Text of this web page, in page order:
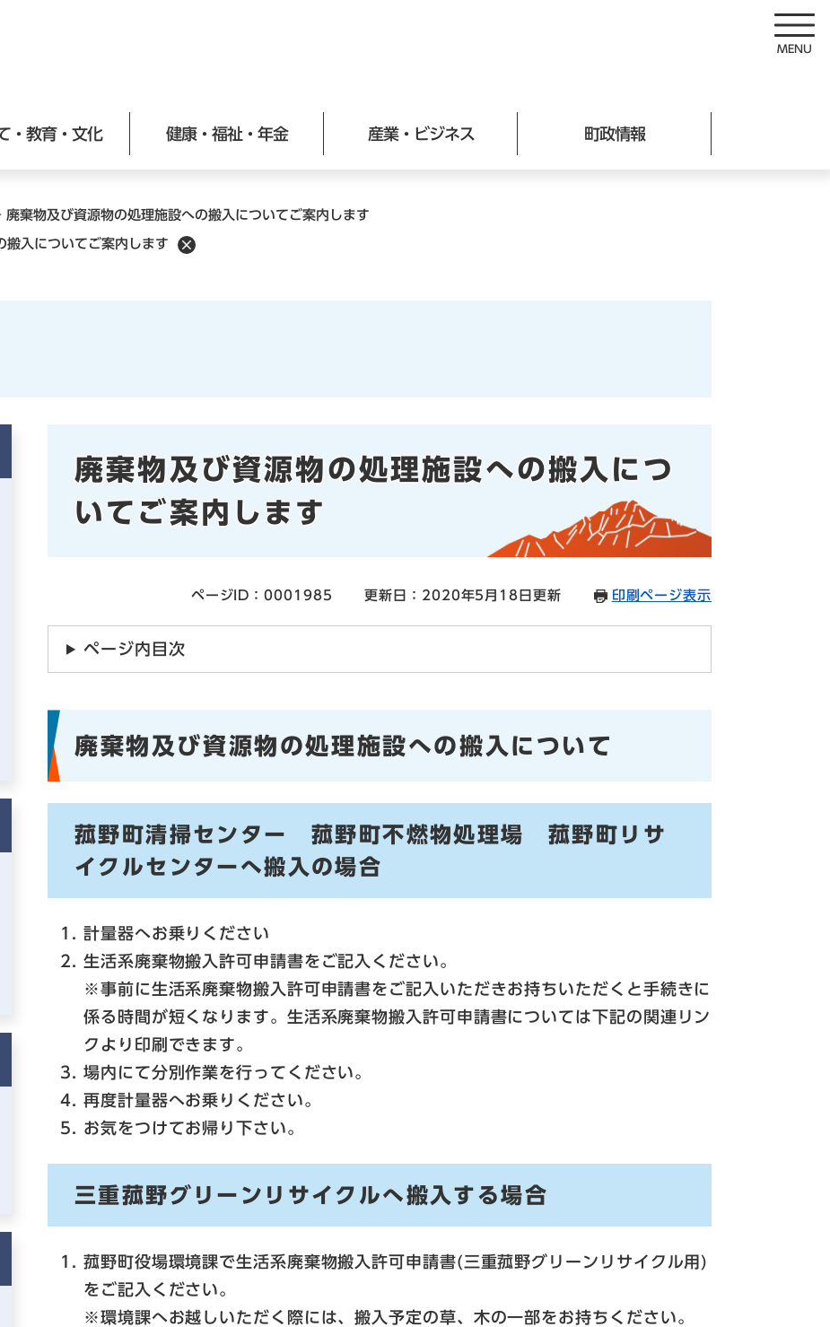
・教育・文化 健康・福祉・年金 産業・ビジネス 町政情報
廃棄物及び資源物の処理施設への搬入についてご案内します
搬入についてご案内します
廃棄物及び資源物の処理施設への搬入につ
いてご案内します
ページID：0001985 更新日：2020年5月18日更新 印刷ページ表示
ページ内目次
廃棄物及び資源物の処理施設への搬入について
菰野町清掃センター 菰野町不燃物処理場 菰野町リサ
イクルセンターへ搬入の場合
計量器へお乗りください
生活系廃棄物搬入許可申請書をご記入ください。
※事前に生活系廃棄物搬入許可申請書をご記入いただきお持ちいただくと手続きに
係る時間が短くなります。生活系廃棄物搬入許可申請書については下記の関連リン
クより印刷できます。
場内にて分別作業を行ってください。
再度計量器へお乗りください。
お気をつけてお帰り下さい。
三重菰野グリーンリサイクルへ搬入する場合
菰野町役場環境課で生活系廃棄物搬入許可申請書(三重菰野グリーンリサイクル用)
をご記入ください。
※環境課へお越しいただく際には、搬入予定の草、木の一部をお持ちください。